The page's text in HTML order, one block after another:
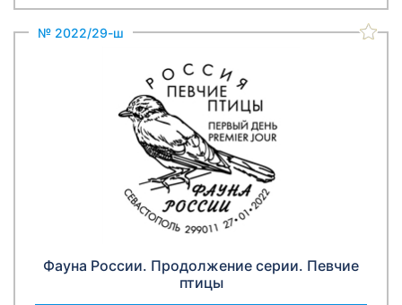
№ 2022/29-ш
Фауна России. Продолжение серии. Певчие
птицы